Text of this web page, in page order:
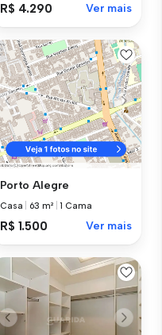
R$ 4.290 Ver mais
Porto Alegre
Casa 63 m² |1 Cama
R$ 1.500 Ver mais